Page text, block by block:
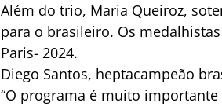
Além do trio, Maria Queiroz,
para o brasileiro. Os
Paris- 2024.
Diego Santos, heptacampeão
“O programa é muito